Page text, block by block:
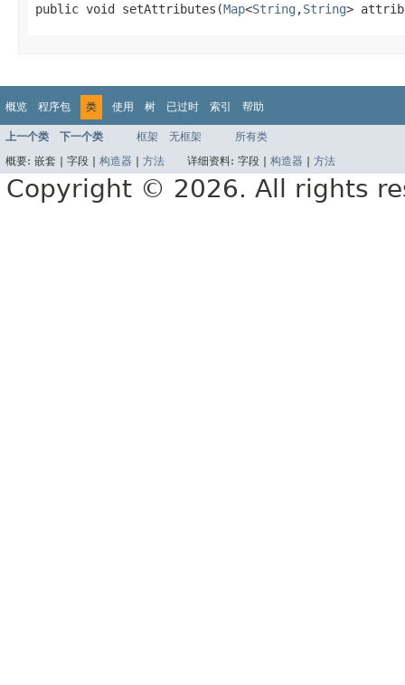
public void setAttributes(Map<String ,String>
概览 程序包 类 使用 树 已过时 索引 帮助
上一个类 下一个类 框架 无框架
所有类
概要: 嵌套 | 字段 | 构造器 方法 详细资料: 字段 | 构造器 方法
Copyright © 2026. All rights